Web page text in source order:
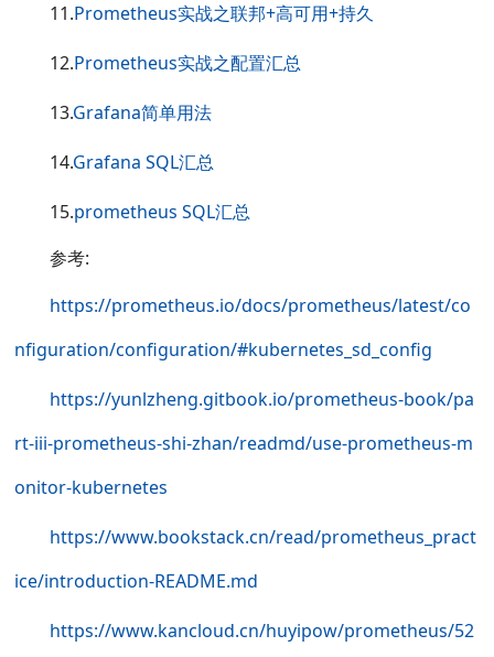
11.Prometheus实战之联邦+高可用+持久
12.Prometheus实战之配置汇总
13.Grafana简单用法
14.Grafana SQL汇总
15.prometheus SQL汇总
参考:
https://prometheus.io/docs/prometheus/latest/co
nfiguration/configuration/#kubernetes_sd_config
https://yunlzheng.gitbook.io/prometheus-book/pa
rt-iii-prometheus-shi-zhan/readmd/use-prometheus-m
onitor-kubernetes
https://www.bookstack.cn/read/prometheus_pract
ice/introduction-README.md
https://www.kancloud.cn/huyipow/prometheus/52